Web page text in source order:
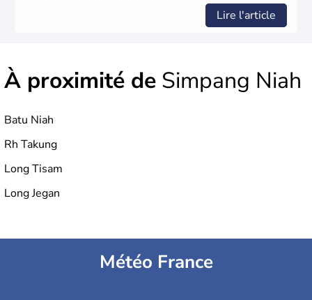
Lire l'article
À proximité de Simpang Niah
Batu Niah
Rh Takung
Long Tisam
Long Jegan
Météo France